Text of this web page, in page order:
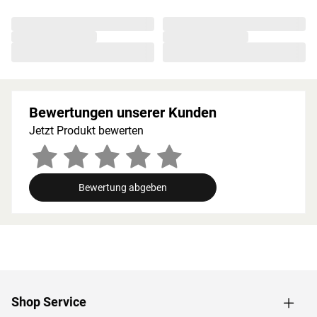
Holzeigene Harze und ätherischen Öle, die beim
Saunieren freigesetzt werden, runden das Erlebnis auf
natürliche Weise ab.
Bei der Montage einer Sauna muss ein Mindestabstand
von 10 cm zu Wänden und Decke unbedingt eingehalten
werden, um gute Luftzirkulation zu gewährleisten. So
Innenmaße: Die Innenmaße dieser Sauna mit B 185 × T
Bewertungen unserer Kunden
Jetzt Produkt bewerten
Bewertung abgeben
Shop Service